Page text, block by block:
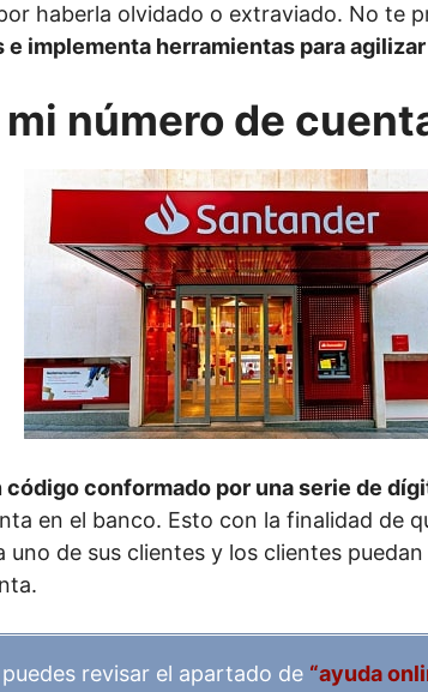
haberla olvidado o extraviado. No te
implementa herramientas para
número de
código conformado por una serie de
en el banco. Esto con la finalidad de
de sus clientes y los clientes
revisar el apartado de “ayuda